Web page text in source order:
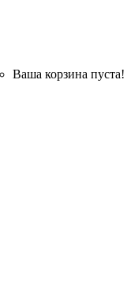
Ваша корзина пуста!